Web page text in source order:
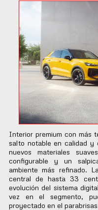
Interior premium con más
salto notable en calidad y
nuevos materiales
configurable y un
ambiente más refinado.
central de hasta 33
evolución del sistema
vez en el segmento,
proyectado en el